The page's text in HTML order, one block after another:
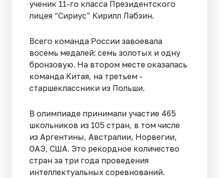
ученик 11-го класса Президентского
лицея “Сириус” Кирилл Лабзин.
Всего команда России завоевала
восемь медалей: семь золотых и одну
бронзовую. На втором месте оказалась
команда Китая, на третьем -
старшеклассники из Польши.
В олимпиаде принимали участие 465
школьников из 105 стран, в том числе
из Аргентины, Австралии, Норвегии,
ОАЭ, США. Это рекордное количество
стран за три года проведения
интеллектуальных соревнований.